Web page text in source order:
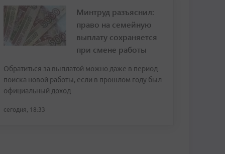
Минтруд разъяснил:
право на семейную
выплату сохраняется
при смене работы
Обратиться за выплатой можно даже в период
поиска новой работы, если в прошлом году был
официальный доход
сегодня, 18:33